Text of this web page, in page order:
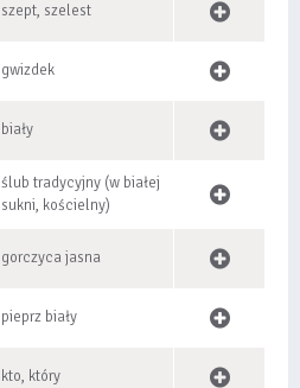
szept, szelest
gwizdek
biały
ślub tradycyjny (w białej
sukni, kościelny)
gorczyca jasna
pieprz biały
kto, który